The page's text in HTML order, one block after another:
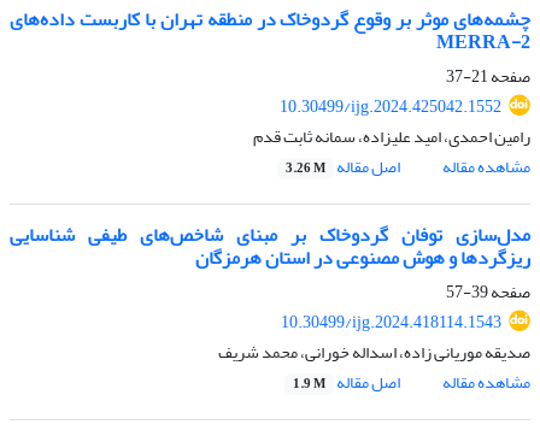
چشمه‌های موثر بر وقوع گردوخاک در منطقه تهران با کاربست داده‌های
MERRA-2
صفحه21-37
10.30499/ijg.2024.425042.1552
رامین احمدی، امید علیزاده، سمانه ثابت قدم
مشاهده مقاله
اصل مقاله 3.26 M
مدل‌سازی توفان گردوخاک بر مبنای شاخص‌های طیفی شناسایی
ریزگردها و هوش مصنوعی در استان هرمزگان
صفحه39-57
10.30499/ijg.2024.418114.1543
صدیقه موریانی زاده، اسداله خورانی، محمد شریف
مشاهده مقاله
اصل مقاله 1.9 M